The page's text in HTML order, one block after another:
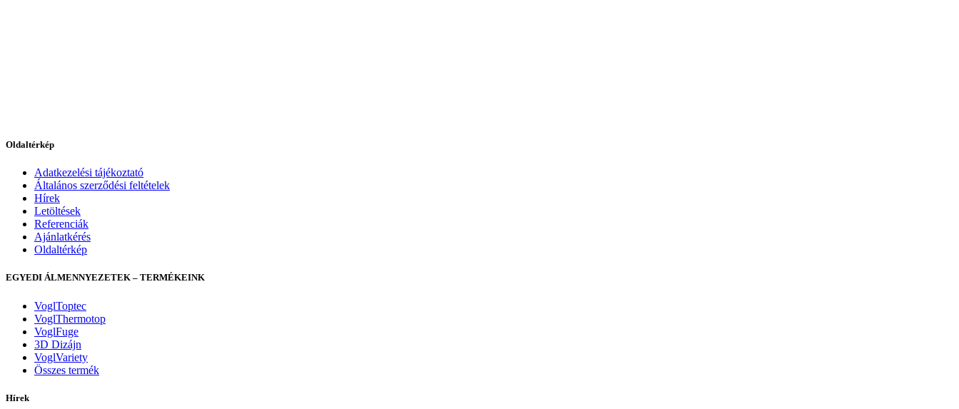
Oldaltérkép
Adatkezelési tájékoztató
Általános szerződési feltételek
Hírek
Letöltések
Referenciák
Ajánlatkérés
Oldaltérkép
EGYEDI ÁLMENNYEZETEK – TERMÉKEINK
VoglToptec
VoglThermotop
VoglFuge
3D Dizájn
VoglVariety
Összes termék
Hírek